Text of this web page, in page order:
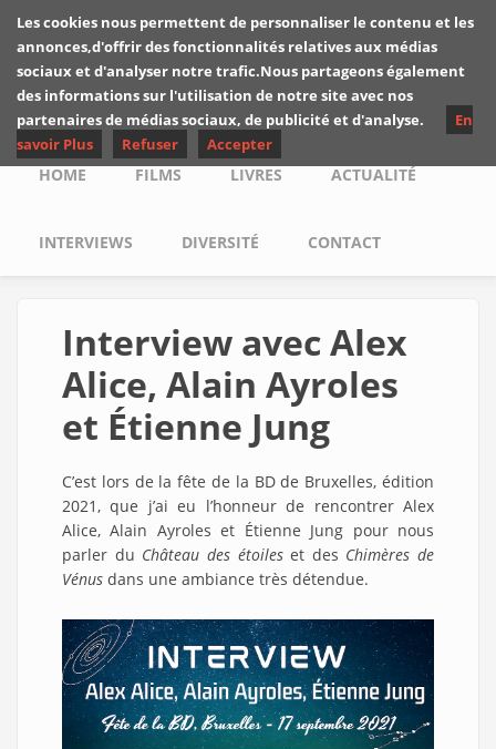
Skip to main content
Les critiques de
Yuyine
Main menu
HOME FILMS LIVRES ACTUALITÉ
INTERVIEWS DIVERSITÉ CONTACT
Interview avec Alex
Alice, Alain Ayroles
et Étienne Jung
C’est lors de la fête de la BD de Bruxelles, édition
2021, que j’ai eu l’honneur de rencontrer Alex
Alice, Alain Ayroles et Étienne Jung pour nous
parler du Château des étoileset des Chimères de
Vénus dans une ambiance très détendue.
Les cookies nous permettent de personnaliser le contenu et les
annonces,d'offrir des fonctionnalités relatives aux médias
sociaux et d'analyser notre trafic.Nous partageons également
des informations sur l'utilisation de notre site avec nos
partenaires de médias sociaux, de publicité et d'analyse.
En
savoir Plus
Refuser Accepter